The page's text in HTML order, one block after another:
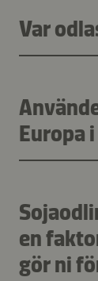
Var
Europa
en
gör ni